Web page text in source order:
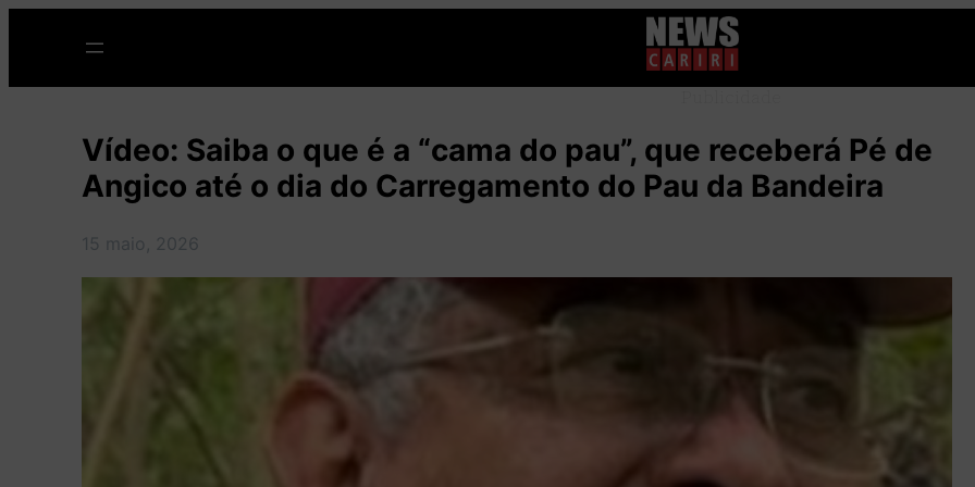
o
Vídeo: Saiba o que é a “cama do pau”, que receberá Pé de
Angico até o dia do Carregamento do Pau da Bandeira
15 maio, 2026